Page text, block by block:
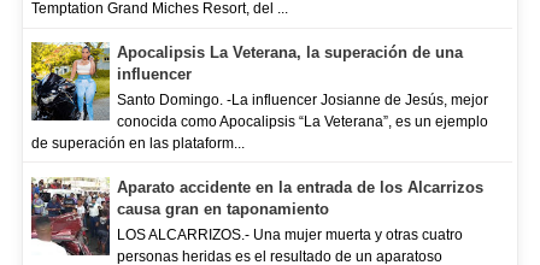
Temptation Grand Miches Resort, del ...
Apocalipsis La Veterana, la superación de una
influencer
Santo Domingo. -La influencer Josianne de Jesús, mejor
conocida como Apocalipsis “La Veterana”, es un ejemplo
de superación en las plataform...
Aparato accidente en la entrada de los Alcarrizos
causa gran en taponamiento
LOS ALCARRIZOS.- Una mujer muerta y otras cuatro
personas heridas es el resultado de un aparatoso